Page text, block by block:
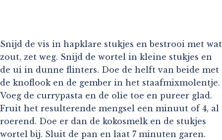
Snijd de vis in hapklare stukjes en bestrooi met wat
zout, zet weg. Snijd de wortel in kleine stukjes en
de ui in dunne flinters. Doe de helft van beide met
de knoflook en de gember in het staafmixmolentje.
Voeg de currypasta en de olie toe en pureer glad.
Fruit het resulterende mengsel een minuut of 4, al
roerend. Doe er dan de kokosmelk en de stukjes
wortel bij. Sluit de pan en laat 7 minuten garen.